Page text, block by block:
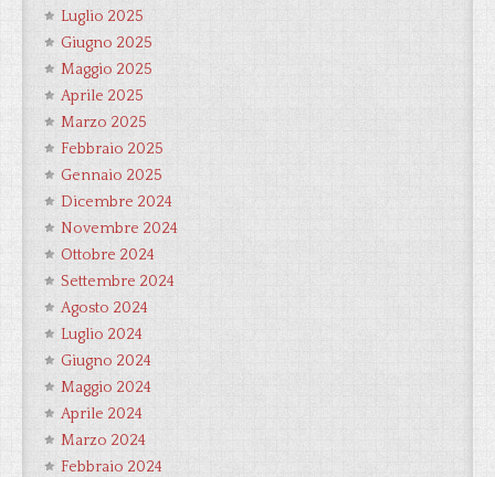
Luglio 2025
Giugno 2025
Maggio 2025
Aprile 2025
Marzo 2025
Febbraio 2025
Gennaio 2025
Dicembre 2024
Novembre 2024
Ottobre 2024
Settembre 2024
Agosto 2024
Luglio 2024
Giugno 2024
Maggio 2024
Aprile 2024
Marzo 2024
Febbraio 2024